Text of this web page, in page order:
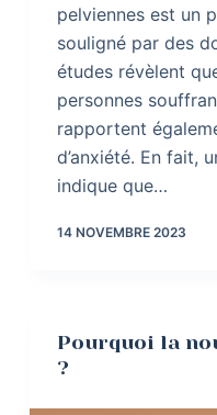
pelviennes est un
souligné par des
études révèlent
personnes
rapportent
d’anxiété. En fait,
indique que…
14 NOVEMBRE 2023
Pourquoi la
?